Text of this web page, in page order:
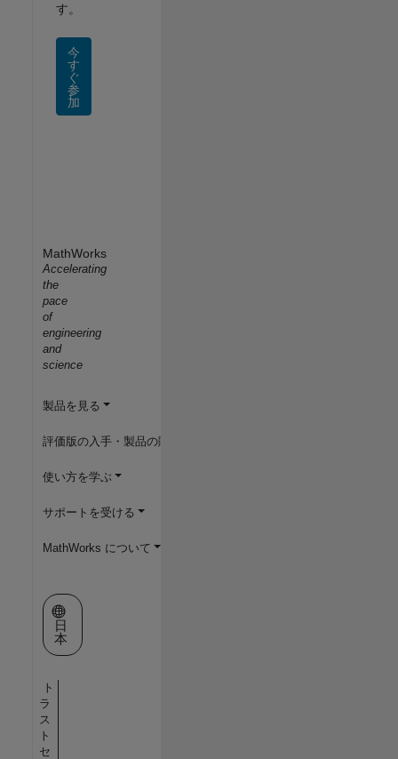
す。
今
す
ぐ
参
加
MathWorks
Accelerating
the
pace
of
engineering
and
science
製品を見る
評価版の入手・製品の購入
使い方を学ぶ
サポートを受ける
MathWorks について
Web サイトの選択
日
本
ト
ラ
ス
ト
セ